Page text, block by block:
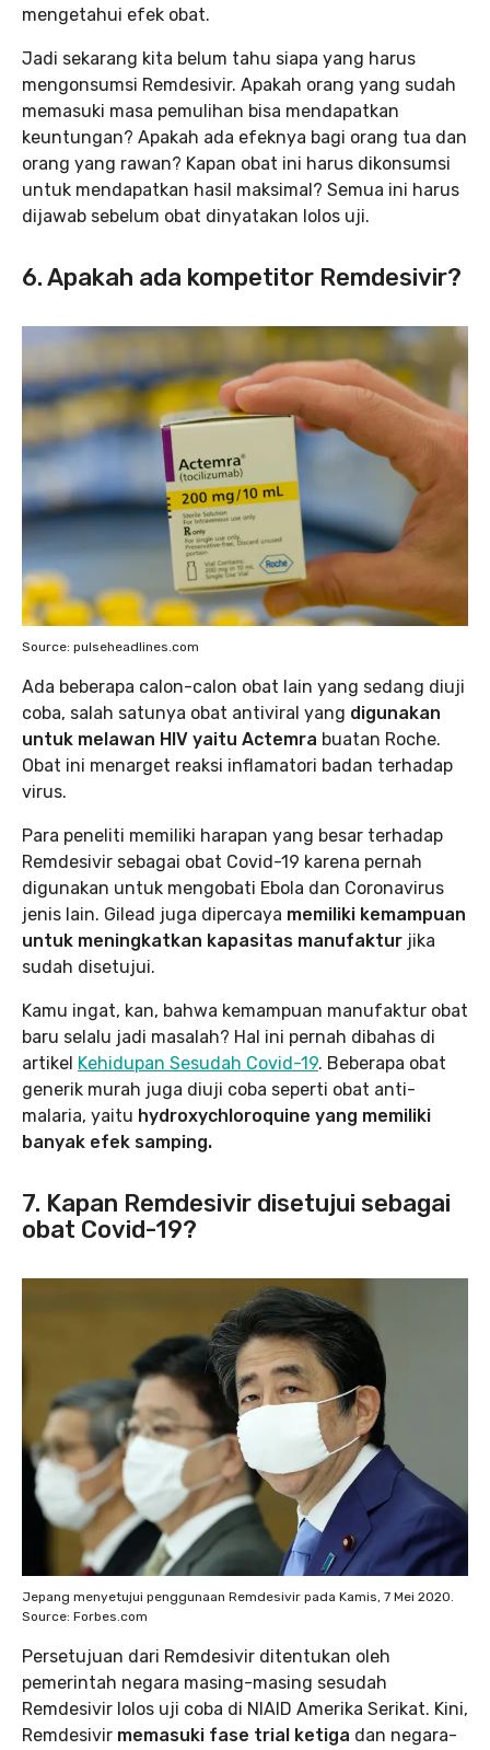
mengetahui efek obat.
Jadi sekarang kita belum tahu siapa yang harus
mengonsumsi Remdesivir. Apakah orang yang sudah
memasuki masa pemulihan bisa mendapatkan
keuntungan? Apakah ada efeknya bagi orang tua dan
orang yang rawan? Kapan obat ini harus dikonsumsi
untuk mendapatkan hasil maksimal? Semua ini harus
dijawab sebelum obat dinyatakan lolos uji.
6. Apakah ada kompetitor Remdesivir?
Source: pulseheadlines.com
Ada beberapa calon-calon obat lain yang sedang diuji
coba, salah satunya obat antiviral yang digunakan
untuk melawan HIV yaitu Actemra buatan Roche.
Obat ini menarget reaksi inflamatori badan terhadap
virus.
Para peneliti memiliki harapan yang besar terhadap
Remdesivir sebagai obat Covid-19 karena pernah
digunakan untuk mengobati Ebola dan Coronavirus
jenis lain. Gilead juga dipercaya memiliki kemampuan
untuk meningkatkan kapasitas manufaktur jika
sudah disetujui.
Kamu ingat, kan, bahwa kemampuan manufaktur obat
baru selalu jadi masalah? Hal ini pernah dibahas di
artikel Kehidupan Sesudah Covid-19. Beberapa obat
generik murah juga diuji coba seperti obat anti-
malaria, yaitu hydroxychloroquine yang memiliki
banyak efek samping.
7. Kapan Remdesivir disetujui sebagai
obat Covid-19?
Jepang menyetujui penggunaan Remdesivir pada Kamis, 7 Mei 2020.
Source: Forbes.com
Persetujuan dari Remdesivir ditentukan oleh
pemerintah negara masing-masing sesudah
Remdesivir lolos uji coba di NIAID Amerika Serikat. Kini,
Remdesivir memasuki fase trial ketiga dan negara-